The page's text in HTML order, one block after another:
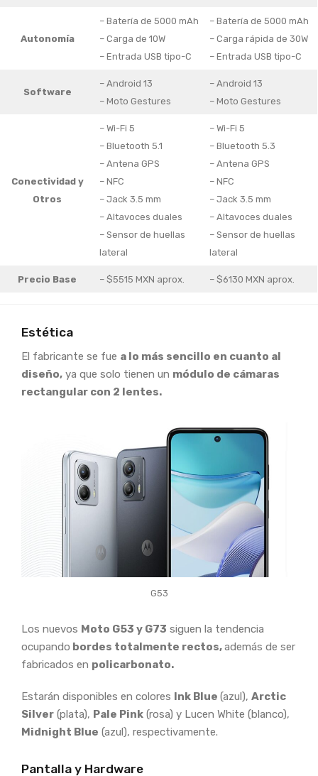
Autonomía
– Batería de 5000 mAh
– Carga de 10W
– Entrada USB tipo-C
– Batería de 5000 mAh
– Carga rápida de 30W
– Entrada USB tipo-C
Software
– Android 13
– Moto Gestures
– Android 13
– Moto Gestures
Conectividad y
Otros
– Wi-Fi 5
– Bluetooth 5.1
– Antena GPS
– NFC
– Jack 3.5 mm
– Altavoces duales
– Sensor de huellas
lateral
– Wi-Fi 5
– Bluetooth 5.3
– Antena GPS
– NFC
– Jack 3.5 mm
– Altavoces duales
– Sensor de huellas
lateral
Precio Base – $5515 MXN aprox. – $6130 MXN aprox.
Estética
El fabricante se fue a lo más sencillo en cuanto al
diseño, ya que solo tienen un módulo de cámaras
rectangular con 2 lentes.
G53
Los nuevos Moto G53 y G73 siguen la tendencia
ocupando bordes totalmente rectos,además de ser
fabricados en policarbonato.
Estarán disponibles en colores Ink Blue (azul), Arctic
Silver (plata), Pale Pink (rosa) y Lucen White (blanco),
Midnight Blue (azul), respectivamente.
Pantalla y Hardware